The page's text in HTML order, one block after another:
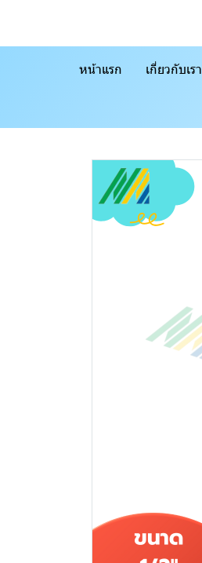
หน้าแรก เกี่ยวกับเรา